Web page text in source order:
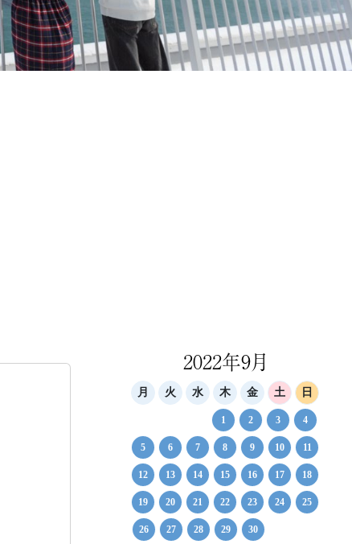
2022年9月
月 火 水 木 金 土 日
1 2 3 4
5 6 7 8 9 10 11
12 13 14 15 16 17 18
19 20 21 22 23 24 25
26 27 28 29 30